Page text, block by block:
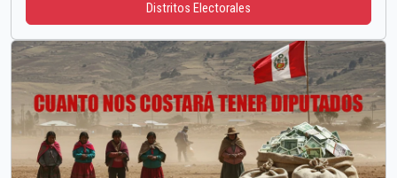
Distritos Electorales